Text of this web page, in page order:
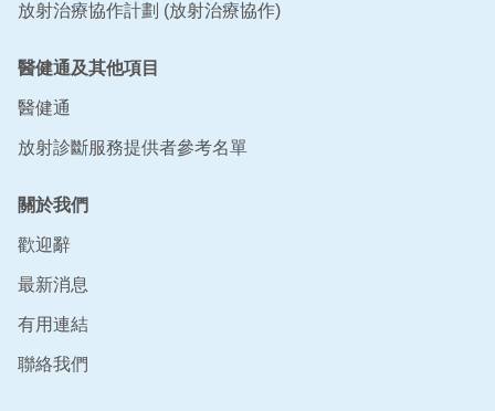
放射治療協作計劃 (放射治療協作)
醫健通及其他項目
醫健通
放射診斷服務提供者參考名單
關於我們
歡迎辭
最新消息
有用連結
聯絡我們